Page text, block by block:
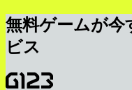
無料ゲームが
ビス